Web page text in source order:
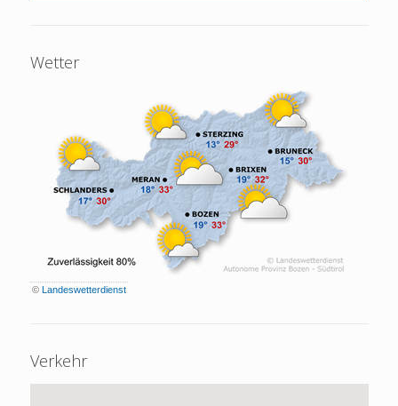
Wetter
© Landeswetterdienst
Verkehr